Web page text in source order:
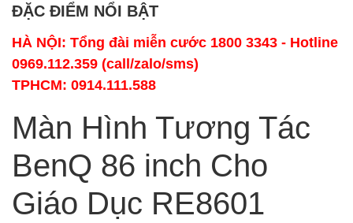
ĐẶC ĐIỂM NỔI BẬT
HÀ NỘI: Tổng đài miễn cước 1800 3343 - Hotline
0969.112.359 (call/zalo/sms)
TPHCM: 0914.111.588
Màn Hình Tương Tác
BenQ 86 inch Cho
Giáo Dục RE8601